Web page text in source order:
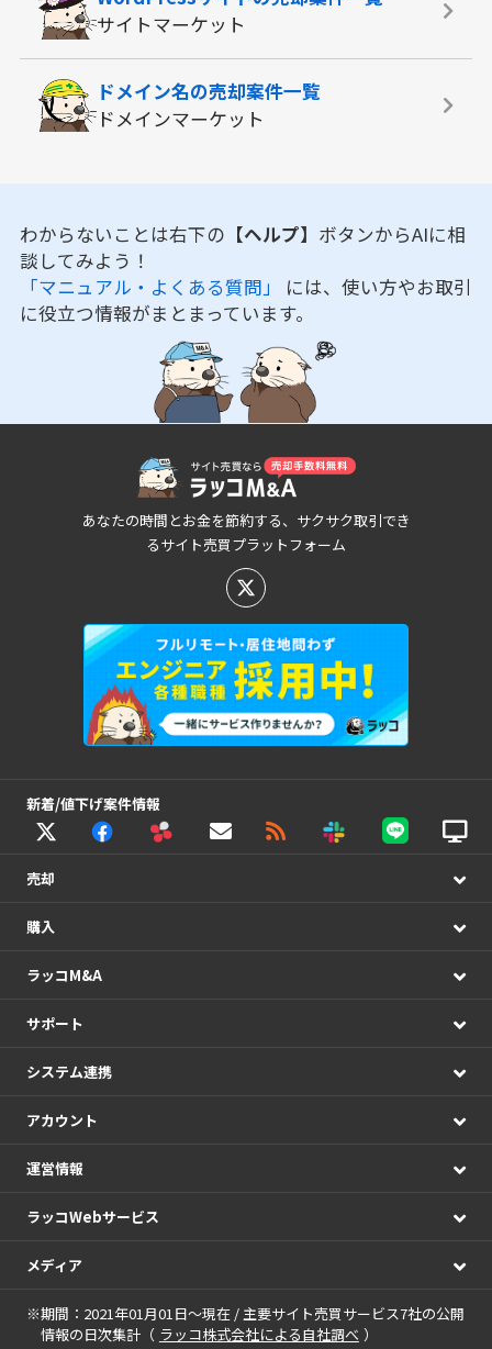
サイトマーケット
ドメイン名の売却案件一覧
ドメインマーケット
わからないことは右下の 【ヘルプ】 ボタンからAIに相
談してみよう！
「マニュアル・よくある質問」 には、使い方やお取引
に役立つ情報がまとまっています。
あなたの時間とお金を節約する、サクサク取引でき
るサイト売買プラットフォーム
新着/値下げ案件情報
売却
購入
ラッコM&A
サポート
システム連携
アカウント
運営情報
ラッコWebサービス
メディア
※期間：2021年01月01日～現在 / 主要サイト売買サービス7社の公開
情報の日次集計（ ラッコ株式会社による自社調べ ）